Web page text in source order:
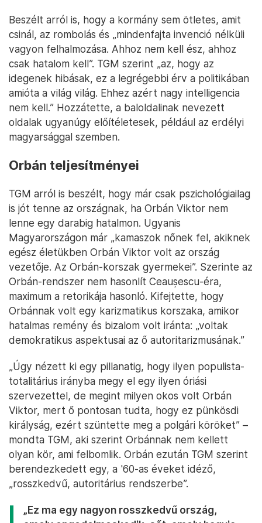
Beszélt arról is, hogy a kormány sem ötletes, amit
csinál, az rombolás és „mindenfajta invenció nélküli
vagyon felhalmozása. Ahhoz nem kell ész, ahhoz
csak hatalom kell”. TGM szerint „az, hogy az
idegenek hibásak, ez a legrégebbi érv a politikában
amióta a világ világ. Ehhez azért nagy intelligencia
nem kell.” Hozzátette, a baloldalinak nevezett
oldalak ugyanúgy előítéletesek, például az erdélyi
magyarsággal szemben.
Orbán teljesítményei
TGM arról is beszélt, hogy már csak pszichológiailag
is jót tenne az országnak, ha Orbán Viktor nem
lenne egy darabig hatalmon. Ugyanis
Magyarországon már „kamaszok nőnek fel, akiknek
egész életükben Orbán Viktor volt az ország
vezetője. Az Orbán-korszak gyermekei”. Szerinte az
Orbán-rendszer nem hasonlít Ceaușescu-éra,
maximum a retorikája hasonló. Kifejtette, hogy
Orbánnak volt egy karizmatikus korszaka, amikor
hatalmas remény és bizalom volt iránta: „voltak
demokratikus aspektusai az ő autoritarizmusának.”
„Úgy nézett ki egy pillanatig, hogy ilyen populista-
totalitárius irányba megy el egy ilyen óriási
szervezettel, de megint milyen okos volt Orbán
Viktor, mert ő pontosan tudta, hogy ez pünkösdi
királyság, ezért szüntette meg a polgári köröket” –
mondta TGM, aki szerint Orbánnak nem kellett
olyan kör, ami felbomlik. Orbán ezután TGM szerint
berendezkedett egy, a '60-as éveket idéző,
„rosszkedvű, autoritárius rendszerbe”.
„Ez ma egy nagyon rosszkedvű ország,